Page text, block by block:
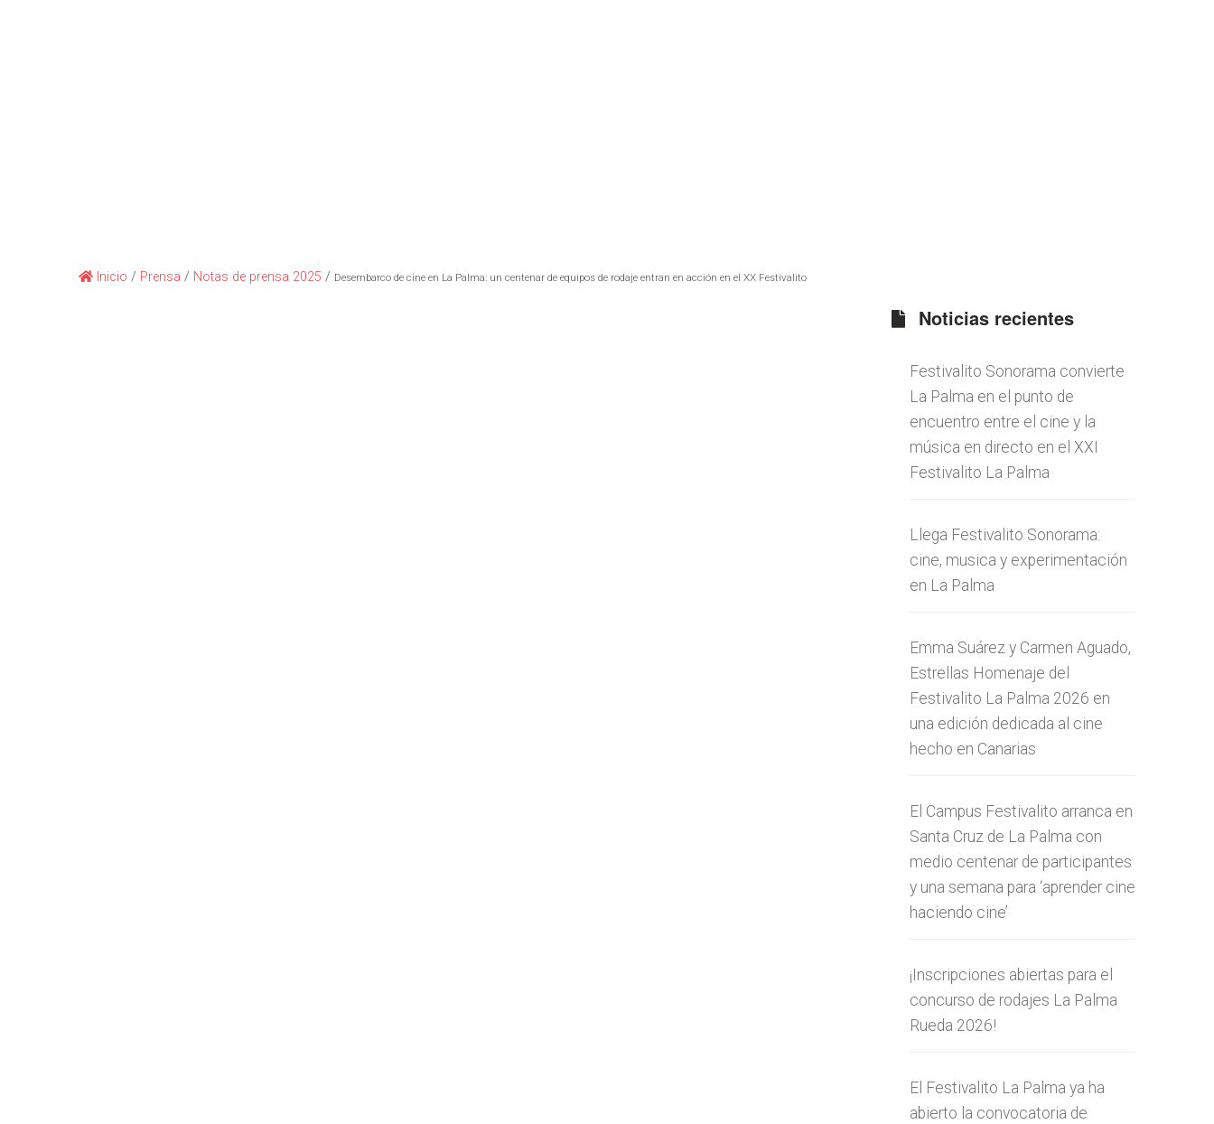
Inicio / Prensa / Notas de prensa 2025 / Desembarco de cine en La Palma: un centenar de equipos de rodaje entran en acción en el XX Festivalito
Noticias recientes
Festivalito Sonorama convierte
La Palma en el punto de
encuentro entre el cine y la
música en directo en el XXI
Festivalito La Palma
Llega Festivalito Sonorama:
cine, musica y experimentación
en La Palma
Emma Suárez y Carmen Aguado,
Estrellas Homenaje del
Festivalito La Palma 2026 en
una edición dedicada al cine
hecho en Canarias
El Campus Festivalito arranca en
Santa Cruz de La Palma con
medio centenar de participantes
y una semana para ‘aprender cine
haciendo cine’
¡Inscripciones abiertas para el
concurso de rodajes La Palma
Rueda 2026!
El Festivalito La Palma ya ha
abierto la convocatoria de